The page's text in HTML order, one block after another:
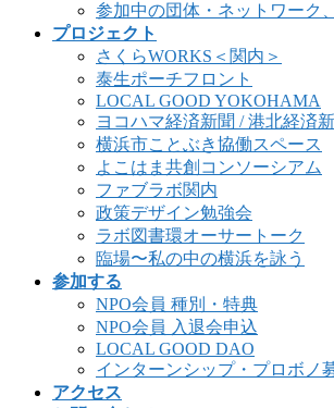
参加中の団体・ネットワーク
プロジェクト
さくらWORKS＜関内＞
泰生ポーチフロント
LOCAL GOOD YOKOHAMA
ヨコハマ経済新聞 / 港北経済
横浜市ことぶき協働スペース
よこはま共創コンソーシアム
ファブラボ関内
政策デザイン勉強会
ラボ図書環オーサートーク
臨場〜私の中の横浜を詠う
参加する
NPO会員 種別・特典
NPO会員 入退会申込
LOCAL GOOD DAO
インターンシップ・プロボノ
アクセス